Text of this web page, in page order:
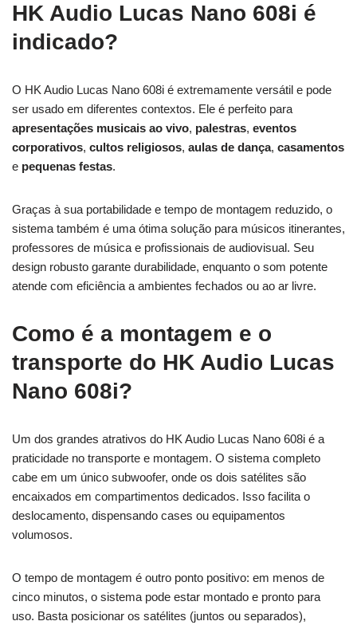
HK Audio Lucas Nano 608i é
indicado?
O HK Audio Lucas Nano 608i é extremamente versátil e pode
ser usado em diferentes contextos. Ele é perfeito para
apresentações musicais ao vivo, palestras, eventos
corporativos, cultos religiosos, aulas de dança, casamentos
e pequenas festas.
Graças à sua portabilidade e tempo de montagem reduzido, o
sistema também é uma ótima solução para músicos itinerantes,
professores de música e profissionais de audiovisual. Seu
design robusto garante durabilidade, enquanto o som potente
atende com eficiência a ambientes fechados ou ao ar livre.
Como é a montagem e o
transporte do HK Audio Lucas
Nano 608i?
Um dos grandes atrativos do HK Audio Lucas Nano 608i é a
praticidade no transporte e montagem. O sistema completo
cabe em um único subwoofer, onde os dois satélites são
encaixados em compartimentos dedicados. Isso facilita o
deslocamento, dispensando cases ou equipamentos
volumosos.
O tempo de montagem é outro ponto positivo: em menos de
cinco minutos, o sistema pode estar montado e pronto para
uso. Basta posicionar os satélites (juntos ou separados),